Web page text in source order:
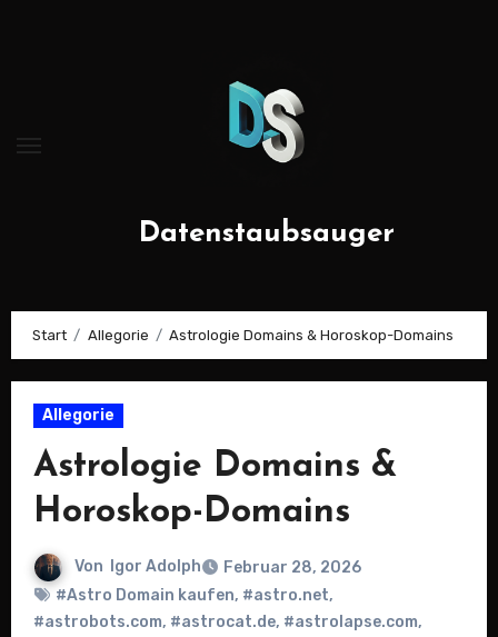
Datenstaubsauger
Start Allegorie Astrologie Domains & Horoskop-Domains
Allegorie
Astrologie Domains &
Horoskop-Domains
Von Igor Adolph
Februar 28, 2026
#Astro Domain kaufen, #astro.net,
#astrobots.com, #astrocat.de, #astrolapse.com,